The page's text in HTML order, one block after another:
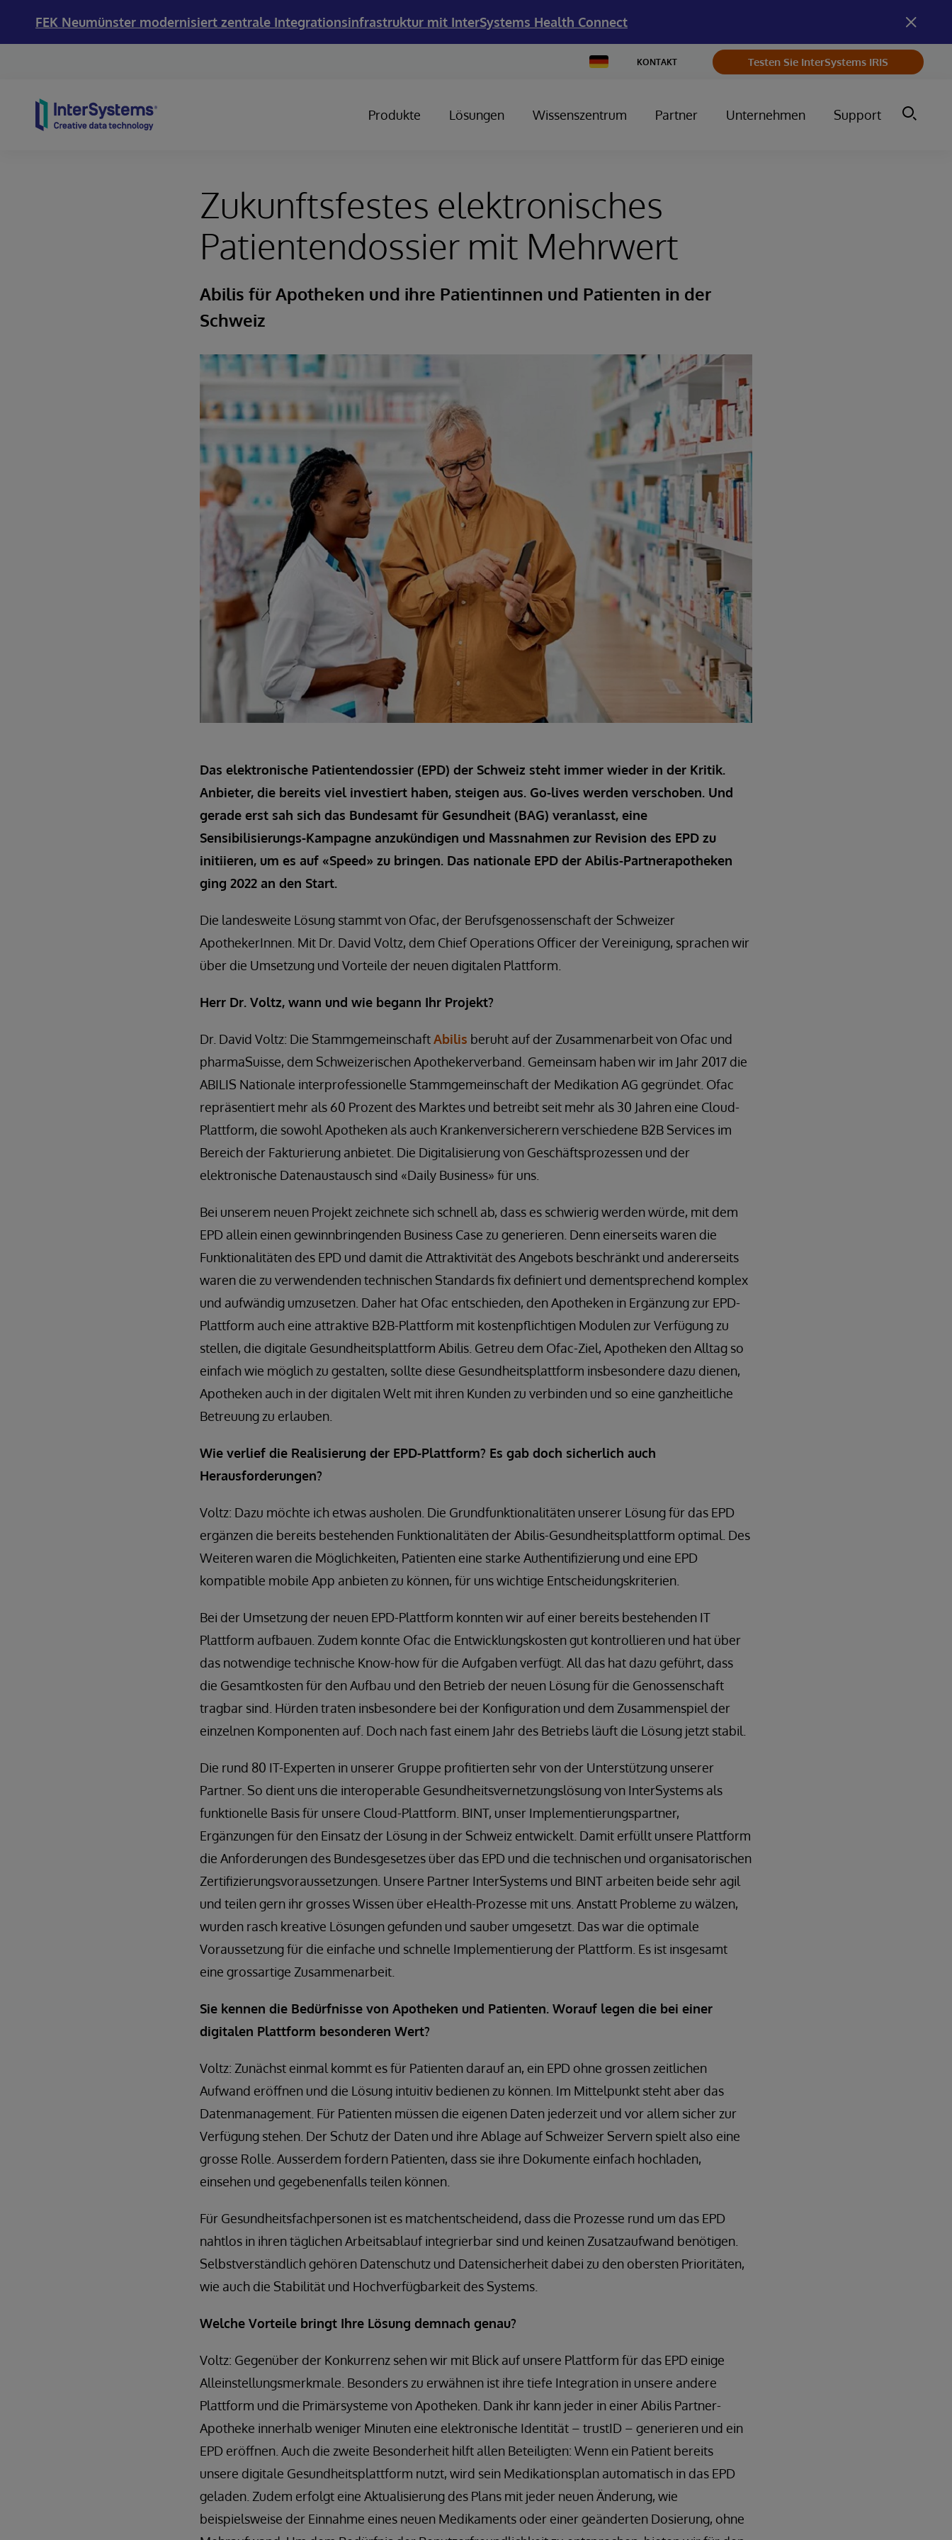
FEK Neumünster modernisiert zentrale Integrationsinfrastruktur mit InterSystems Health Connect
Change
Country
KONTAKT Testen Sie InterSystems IRIS
Produkte Lösungen Wissenszentrum Partner Unternehmen Support
Zukunftsfestes elektronisches
Patientendossier mit Mehrwert
Abilis für Apotheken und ihre Patientinnen und Patienten in der
Schweiz
Das elektronische Patientendossier (EPD) der Schweiz steht immer wieder in der Kritik.
Anbieter, die bereits viel investiert haben, steigen aus. Go-lives werden verschoben. Und
gerade erst sah sich das Bundesamt für Gesundheit (BAG) veranlasst, eine
Sensibilisierungs-Kampagne anzukündigen und Massnahmen zur Revision des EPD zu
initiieren, um es auf «Speed» zu bringen. Das nationale EPD der Abilis-Partnerapotheken
ging 2022 an den Start.
Die landesweite Lösung stammt von Ofac, der Berufsgenossenschaft der Schweizer
ApothekerInnen. Mit Dr. David Voltz, dem Chief Operations Officer der Vereinigung, sprachen wir
über die Umsetzung und Vorteile der neuen digitalen Plattform.
Herr Dr. Voltz, wann und wie begann Ihr Projekt?
Dr. David Voltz: Die StammgemeinschaftAbilis beruht auf der Zusammenarbeit von Ofac und
pharmaSuisse, dem Schweizerischen Apothekerverband. Gemeinsam haben wir im Jahr 2017 die
ABILIS Nationale interprofessionelle Stammgemeinschaft der Medikation AG gegründet. Ofac
repräsentiert mehr als 60 Prozent des Marktes und betreibt seit mehr als 30 Jahren eine Cloud-
Plattform, die sowohl Apotheken als auch Krankenversicherern verschiedene B2B Services im
Bereich der Fakturierung anbietet. Die Digitalisierung von Geschäftsprozessen und der
elektronische Datenaustausch sind «Daily Business» für uns.
Bei unserem neuen Projekt zeichnete sich schnell ab, dass es schwierig werden würde, mit dem
EPD allein einen gewinnbringenden Business Case zu generieren. Denn einerseits waren die
Funktionalitäten des EPD und damit die Attraktivität des Angebots beschränkt und andererseits
waren die zu verwendenden technischen Standards fix definiert und dementsprechend komplex
und aufwändig umzusetzen. Daher hat Ofac entschieden, den Apotheken in Ergänzung zur EPD-
Plattform auch eine attraktive B2B-Plattform mit kostenpflichtigen Modulen zur Verfügung zu
stellen, die digitale Gesundheitsplattform Abilis. Getreu dem Ofac-Ziel, Apotheken den Alltag so
einfach wie möglich zu gestalten, sollte diese Gesundheitsplattform insbesondere dazu dienen,
Apotheken auch in der digitalen Welt mit ihren Kunden zu verbinden und so eine ganzheitliche
Betreuung zu erlauben.
Wie verlief die Realisierung der EPD-Plattform? Es gab doch sicherlich auch
Herausforderungen?
Voltz: Dazu möchte ich etwas ausholen. Die Grundfunktionalitäten unserer Lösung für das EPD
ergänzen die bereits bestehenden Funktionalitäten der Abilis-Gesundheitsplattform optimal. Des
Weiteren waren die Möglichkeiten, Patienten eine starke Authentifizierung und eine EPD
kompatible mobile App anbieten zu können, für uns wichtige Entscheidungskriterien.
Bei der Umsetzung der neuen EPD-Plattform konnten wir auf einer bereits bestehenden IT
Plattform aufbauen. Zudem konnte Ofac die Entwicklungskosten gut kontrollieren und hat über
das notwendige technische Know-how für die Aufgaben verfügt. All das hat dazu geführt, dass
die Gesamtkosten für den Aufbau und den Betrieb der neuen Lösung für die Genossenschaft
tragbar sind. Hürden traten insbesondere bei der Konfiguration und dem Zusammenspiel der
einzelnen Komponenten auf. Doch nach fast einem Jahr des Betriebs läuft die Lösung jetzt stabil.
Die rund 80 IT-Experten in unserer Gruppe profitierten sehr von der Unterstützung unserer
Partner. So dient uns die interoperable Gesundheitsvernetzungslösung von InterSystems als
funktionelle Basis für unsere Cloud-Plattform. BINT, unser Implementierungspartner,
Ergänzungen für den Einsatz der Lösung in der Schweiz entwickelt. Damit erfüllt unsere Plattform
die Anforderungen des Bundesgesetzes über das EPD und die technischen und organisatorischen
Zertifizierungsvoraussetzungen. Unsere Partner InterSystems und BINT arbeiten beide sehr agil
und teilen gern ihr grosses Wissen über eHealth-Prozesse mit uns. Anstatt Probleme zu wälzen,
wurden rasch kreative Lösungen gefunden und sauber umgesetzt. Das war die optimale
Voraussetzung für die einfache und schnelle Implementierung der Plattform. Es ist insgesamt
eine grossartige Zusammenarbeit.
Sie kennen die Bedürfnisse von Apotheken und Patienten. Worauf legen die bei einer
digitalen Plattform besonderen Wert?
Voltz: Zunächst einmal kommt es für Patienten darauf an, ein EPD ohne grossen zeitlichen
Aufwand eröffnen und die Lösung intuitiv bedienen zu können. Im Mittelpunkt steht aber das
Datenmanagement. Für Patienten müssen die eigenen Daten jederzeit und vor allem sicher zur
Verfügung stehen. Der Schutz der Daten und ihre Ablage auf Schweizer Servern spielt also eine
grosse Rolle. Ausserdem fordern Patienten, dass sie ihre Dokumente einfach hochladen,
einsehen und gegebenenfalls teilen können.
Für Gesundheitsfachpersonen ist es matchentscheidend, dass die Prozesse rund um das EPD
nahtlos in ihren täglichen Arbeitsablauf integrierbar sind und keinen Zusatzaufwand benötigen.
Selbstverständlich gehören Datenschutz und Datensicherheit dabei zu den obersten Prioritäten,
wie auch die Stabilität und Hochverfügbarkeit des Systems.
Welche Vorteile bringt Ihre Lösung demnach genau?
Voltz: Gegenüber der Konkurrenz sehen wir mit Blick auf unsere Plattform für das EPD einige
Alleinstellungsmerkmale. Besonders zu erwähnen ist ihre tiefe Integration in unsere andere
Plattform und die Primärsysteme von Apotheken. Dank ihr kann jeder in einer Abilis Partner-
Apotheke innerhalb weniger Minuten eine elektronische Identität – trustID – generieren und ein
EPD eröffnen. Auch die zweite Besonderheit hilft allen Beteiligten: Wenn ein Patient bereits
unsere digitale Gesundheitsplattform nutzt, wird sein Medikationsplan automatisch in das EPD
geladen. Zudem erfolgt eine Aktualisierung des Plans mit jeder neuen Änderung, wie
beispielsweise der Einnahme eines neuen Medikaments oder einer geänderten Dosierung, ohne